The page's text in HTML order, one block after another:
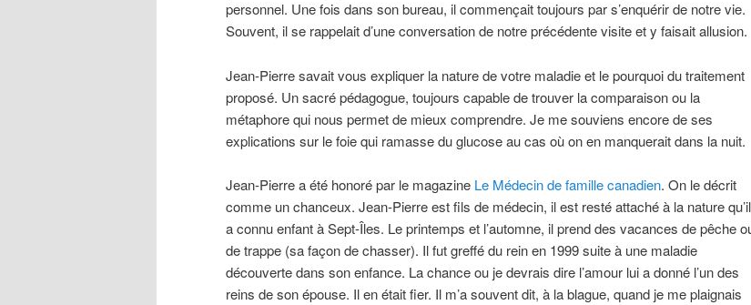
personnel. Une fois dans son bureau, il commençait toujours par s’enquérir de notre vie.
Souvent, il se rappelait d’une conversation de notre précédente visite et y faisait allusion.
Jean-Pierre savait vous expliquer la nature de votre maladie et le pourquoi du traitement
proposé. Un sacré pédagogue, toujours capable de trouver la comparaison ou la
métaphore qui nous permet de mieux comprendre. Je me souviens encore de ses
explications sur le foie qui ramasse du glucose au cas où on en manquerait dans la nuit.
Jean-Pierre a été honoré par le magazine Le Médecin de famille canadien. On le décrit
comme un chanceux. Jean-Pierre est fils de médecin, il est resté attaché à la nature qu’il
a connu enfant à Sept-Îles. Le printemps et l’automne, il prend des vacances de pêche
de trappe (sa façon de chasser). Il fut greffé du rein en 1999 suite à une maladie
découverte dans son enfance. La chance ou je devrais dire l’amour lui a donné l’un des
reins de son épouse. Il en était fier. Il m’a souvent dit, à la blague, quand je me plaignais